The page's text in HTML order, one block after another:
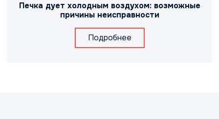
Печка дует холодным воздухом: возможные
причины неисправности
Подробнее